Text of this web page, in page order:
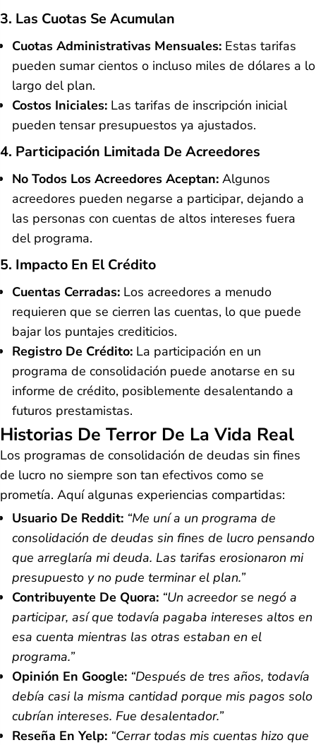
3. Las Cuotas Se Acumulan
Cuotas Administrativas Mensuales: Estas tarifas
pueden sumar cientos o incluso miles de dólares a lo
largo del plan.
Costos Iniciales: Las tarifas de inscripción inicial
pueden tensar presupuestos ya ajustados.
4. Participación Limitada De Acreedores
No Todos Los Acreedores Aceptan: Algunos
acreedores pueden negarse a participar, dejando a
las personas con cuentas de altos intereses fuera
del programa.
5. Impacto En El Crédito
Cuentas Cerradas: Los acreedores a menudo
requieren que se cierren las cuentas, lo que puede
bajar los puntajes crediticios.
Registro De Crédito: La participación en un
programa de consolidación puede anotarse en su
informe de crédito, posiblemente desalentando a
futuros prestamistas.
Historias De Terror De La Vida Real
Los programas de consolidación de deudas sin fines
de lucro no siempre son tan efectivos como se
prometía. Aquí algunas experiencias compartidas:
Usuario De Reddit: “Me uní a un programa de
consolidación de deudas sin fines de lucro pensando
que arreglaría mi deuda. Las tarifas erosionaron mi
presupuesto y no pude terminar el plan.”
Contribuyente De Quora: “Un acreedor se negó a
participar, así que todavía pagaba intereses altos en
esa cuenta mientras las otras estaban en el
programa.”
Opinión En Google: “Después de tres años, todavía
debía casi la misma cantidad porque mis pagos solo
cubrían intereses. Fue desalentador.”
Reseña En Yelp: “Cerrar todas mis cuentas hizo que